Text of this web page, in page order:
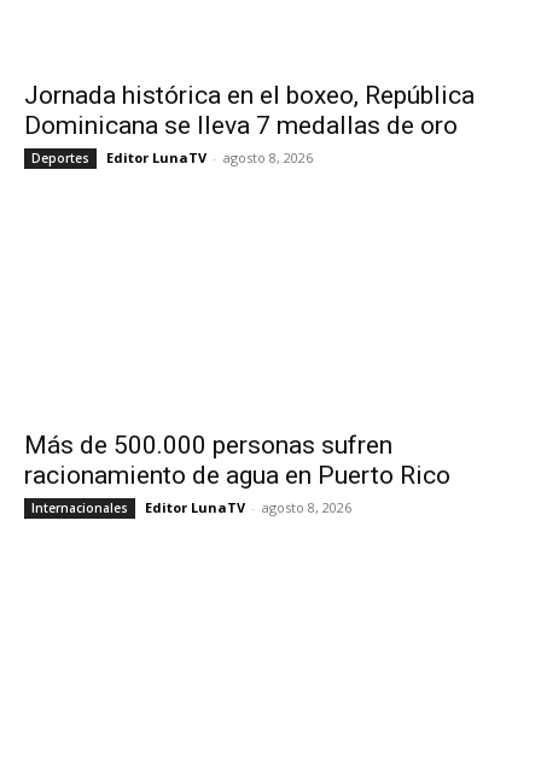
Jornada histórica en el boxeo, República
Dominicana se lleva 7 medallas de oro
Deportes Editor LunaTV - agosto 8, 2026
Más de 500.000 personas sufren
racionamiento de agua en Puerto Rico
Internacionales Editor LunaTV - agosto 8, 2026